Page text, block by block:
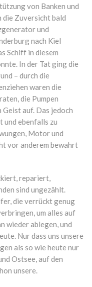
von Banken und
die Zuversicht bald
und
nach Kiel
Schiff in diesem
In der Tat ging die
– durch die
waren die
die Pumpen
Geist auf. Das jedoch
und ebenfalls zu
Motor und
vor anderem bewahrt
repariert,
sind ungezählt.
die verrückt genug
um alles auf
wieder ablegen, und
Nur dass uns unsere
als so wie heute nur
Ostsee, auf den
unsere.